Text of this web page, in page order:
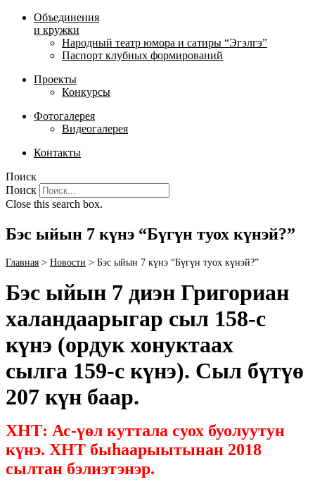
Объединения
и кружки
Народный театр юмора и сатиры “Эгэлгэ”
Паспорт клубных формирований
Проекты
Конкурсы
Фотогалерея
Видеогалерея
Контакты
Поиск
Поиск
Close this search box.
Бэс ыйын 7 күнэ “Бүгүн туох күнэй?”
Главная > Новости > Бэс ыйын 7 күнэ “Бүгүн туох күнэй?”
Бэс ыйын 7 диэн Григориан
халандаарыгар сыл 158-с
күнэ (ордук хонуктаах
сылга 159-c күнэ). Сыл бүтүө
207 күн баар.
ХНТ: Ас-үөл куттала суох буолуутун
күнэ. ХНТ быһаарыытынан 2018
сылтан бэлиэтэнэр.